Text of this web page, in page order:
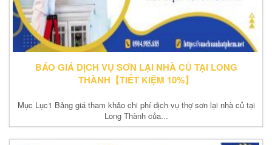
BÁO GIÁ DỊCH VỤ SƠN LẠI NHÀ CỦ TẠI LONG
THÀNH【TIẾT KIỆM 10%】
Mục Lục1 Bảng giá tham khảo chi phí dịch vụ thợ sơn lại nhà củ tại
Long Thành của...